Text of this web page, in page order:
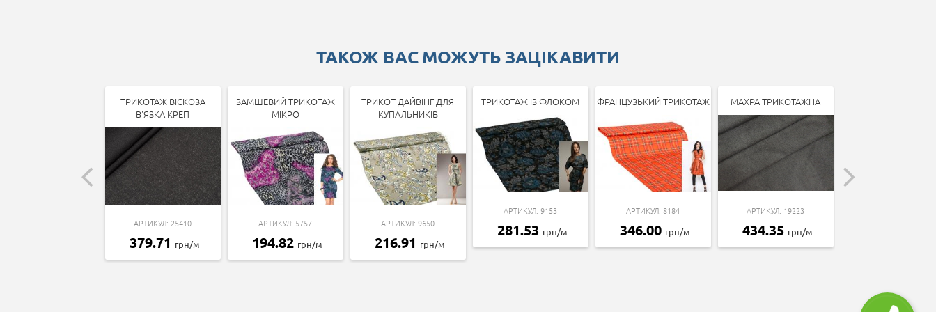
ТАКОЖ ВАС МОЖУТЬ ЗАЦІКАВИТИ
ТРИКОТАЖ ВІСКОЗА
В'ЯЗКА КРЕП
АРТИКУЛ: 25410
379.71 грн/м
ЗАМШЕВИЙ ТРИКОТАЖ
МІКРО
АРТИКУЛ: 5757
194.82 грн/м
ТРИКОТ ДАЙВІНГ ДЛЯ
КУПАЛЬНИКІВ
АРТИКУЛ: 9650
216.91 грн/м
ТРИКОТАЖ ІЗ ФЛОКОМ
АРТИКУЛ: 9153
281.53 грн/м
ФРАНЦУЗЬКИЙ ТРИКОТАЖ
АРТИКУЛ: 8184
346.00 грн/м
МАХРА ТРИКОТАЖНА
АРТИКУЛ: 19223
434.35 грн/м